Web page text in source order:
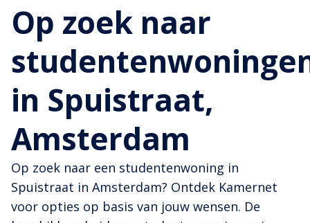
Op zoek naar
in Spuistraat,
Amsterdam
Op zoek naar een studentenwoning in
Spuistraat in Amsterdam? Ontdek Kamernet
voor opties op basis van jouw wensen. De